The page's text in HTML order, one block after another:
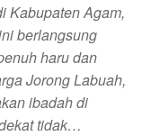
Kabupaten Agam,
berlangsung
haru dan
Jorong Labuah,
ibadah di
tidak…